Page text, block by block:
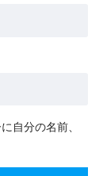
自分の名前、